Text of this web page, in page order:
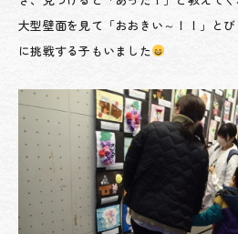
大型壁面を見て「おおきい～！！」と
に挑戦する子もいました